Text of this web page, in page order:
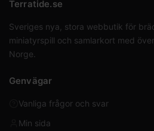
Terratide.se
Sveriges nya, stora webbutik för
miniatyrspill och samlarkort med
Norge.
Genvägar
Vanliga frågor och svar
Min sida